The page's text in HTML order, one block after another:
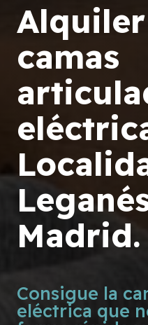
camas
Madrid.
Consigue la
eléctrica que